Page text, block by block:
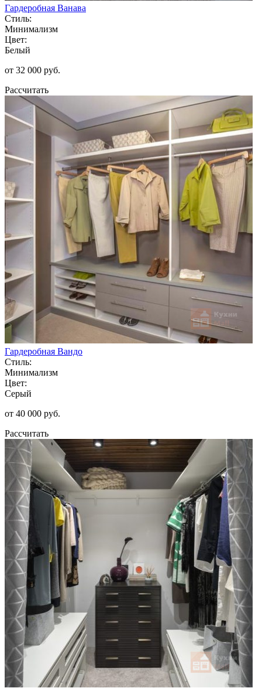
Гардеробная Ванава
Стиль:
Минимализм
Цвет:
Белый
от 32 000 руб.
Рассчитать
Гардеробная Вандо
Стиль:
Минимализм
Цвет:
Серый
от 40 000 руб.
Рассчитать